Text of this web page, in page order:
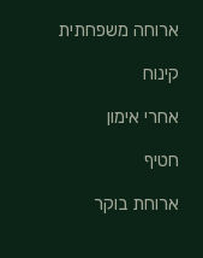
ארוחה משפחתית
קינוח
אחרי אימון
חטיף
ארוחת בוקר